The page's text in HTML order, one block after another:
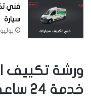
فني
سيارة
يوليو 20, 2023
ورشة تكييف
خدمة 24 ساعة